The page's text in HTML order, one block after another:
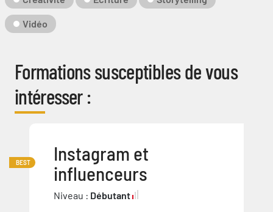
Vidéo
Formations susceptibles de vous
intéresser :
BEST
Instagram et
influenceurs
Niveau : Débutant